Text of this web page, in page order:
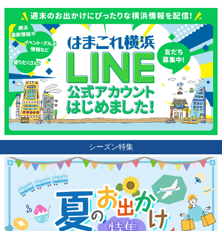
シーズン特集
観光ガイド
ランキング
ブログ記事
サイトについて